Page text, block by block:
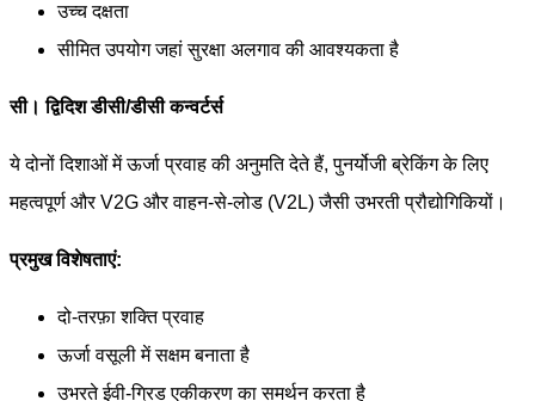
उच्च दक्षता
सीमित उपयोग जहां सुरक्षा अलगाव की आवश्यकता है
सी। द्विदिश डीसी/डीसी कन्वर्टर्स
ये दोनों दिशाओं में ऊर्जा प्रवाह की अनुमति देते हैं, पुनर्योजी ब्रेकिंग के लिए
महत्वपूर्ण और V2G और वाहन-से-लोड (V2L) जैसी उभरती प्रौद्योगिकियों।
प्रमुख विशेषताएं:
दो-तरफ़ा शक्ति प्रवाह
ऊर्जा वसूली में सक्षम बनाता है
उभरते ईवी-ग्रिड एकीकरण का समर्थन करता है